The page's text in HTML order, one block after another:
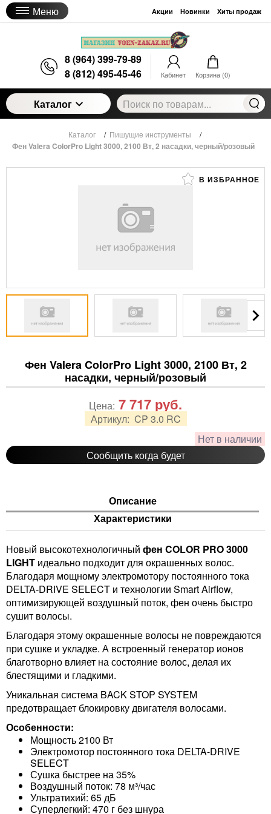
Меню Акции Новинки Хиты продаж
8 (964) 399-79-89
8 (812) 495-45-46
Кабинет Корзина (0)
Каталог
Каталог / Пишущие инструменты /
Фен Valera ColorPro Light 3000, 2100 Вт, 2 насадки, черный/розовый
В ИЗБРАННОЕ
Фен Valera ColorPro Light 3000, 2100 Вт, 2
насадки, черный/розовый
Артикул: CP 3.0 RC
Нет в наличии
Сообщить когда будет
Цена: 7 717 руб.
Описание
Характеристики
Новый высокотехнологичный фен COLOR PRO 3000
LIGHT идеально подходит для окрашенных волос.
Благодаря мощному электромотору постоянного тока
DELTA-DRIVE SELECT и технологии Smart Airflow,
оптимизирующей воздушный поток, фен очень быстро
сушит волосы.
Благодаря этому окрашенные волосы не повреждаются
при сушке и укладке. А встроенный генератор ионов
благотворно влияет на состояние волос, делая их
блестящими и гладкими.
Уникальная система BACK STOP SYSTEM
предотвращает блокировку двигателя волосами.
Особенности:
Мощность 2100 Вт
Электромотор постоянного тока DELTA-DRIVE
SELECT
Сушка быстрее на 35%
Воздушный поток: 78 м³/час
Ультратихий: 65 дБ
Суперлегкий: 470 г без шнура